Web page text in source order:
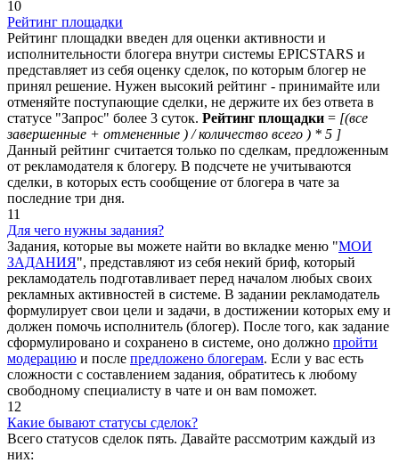
10
Рейтинг площадки
Рейтинг площадки введен для оценки активности и
исполнительности блогера внутри системы EPICSTARS и
представляет из себя оценку сделок, по которым блогер не
принял решение. Нужен высокий рейтинг - принимайте или
отменяйте поступающие сделки, не держите их без ответа в
статусе "Запрос" более 3 суток. Рейтинг площадки = [(все
завершенные + отмененные ) / количество всего ) * 5 ]
Данный рейтинг считается только по сделкам, предложенным
от рекламодателя к блогеру. В подсчете не учитываются
сделки, в которых есть сообщение от блогера в чате за
последние три дня.
11
Для чего нужны задания?
Задания, которые вы можете найти во вкладке меню "МОИ
ЗАДАНИЯ", представляют из себя некий бриф, который
рекламодатель подготавливает перед началом любых своих
рекламных активностей в системе. В задании рекламодатель
формулирует свои цели и задачи, в достижении которых ему и
должен помочь исполнитель (блогер). После того, как задание
сформулировано и сохранено в системе, оно должно пройти
модерацию и после предложено блогерам. Если у вас есть
сложности с составлением задания, обратитесь к любому
свободному специалисту в чате и он вам поможет.
12
Какие бывают статусы сделок?
Всего статусов сделок пять. Давайте рассмотрим каждый из
них: